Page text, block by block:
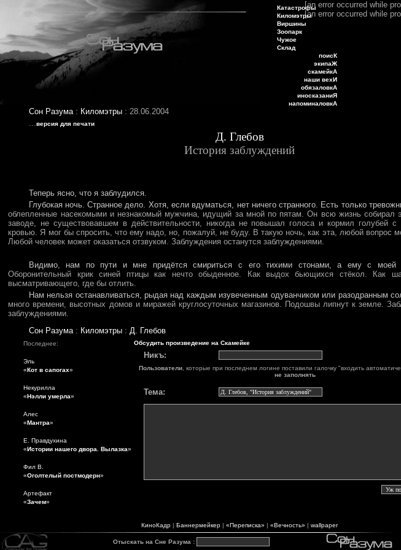
[an error occurred while
[an error occurred while
Катастрофы
Киломэтры
Виршины
Зоопарк
Чужое
Склад
поисК
экипаЖ
скамейкА
наши вехИ
обязаловкА
иносказаниЯ
напоминаловкА
Сон Разума: Киломэтры: 28.06.2004
...версия для печати
Д. Глебов
История заблуждений
Теперь ясно, что я заблудился.
Глубокая ночь. Странное дело. Хотя, если вдуматься, нет ничего странного. Есть только
облепленные насекомыми и незнакомый мужчина, идущий за мной по пятам. Он всю жизнь собирал
заводе, не существовавшем в действительности, никогда не повышал голоса и кормил голубей
кровью. Я мог бы спросить, что ему надо, но, пожалуй, не буду. В такую ночь, как эта, любой вопрос
Любой человек может оказаться отзвуком. Заблуждения останутся заблуждениями.
Видимо, нам по пути и мне придётся смириться с его тихими стонами, а ему с моей
Оборонительный крик синей птицы как нечто обыденное. Как выдох бьющихся стёкол. Как
высматривающего, где бы отлить.
Нам нельзя останавливаться, рыдая над каждым изувеченным одуванчиком или разодранным
много времени, высотных домов и миражей круглосуточных магазинов. Подошвы липнут к земле.
заблуждениями.
Сон Разума: Киломэтры: Д. Глебов
Последнее:
Эль
«Кот в сапогах»
Некурилла
«Нэлли умерла»
Алес
«Мантра»
Е. Правдухина
«Истории нашего двора. Вылазка»
Фил В.
«Оголтелый постмодерн»
Артефакт
«Зачем»
Обсудить произведение на Скамейке
Никъ:
Пользователи , которые при последнем логине поставили галочку "входить
не заполнять
Тема:
КиноКадр | Баннермейкер | «Переписка» | «Вечность» | wallpaper
Отыскать на Сне Разума :